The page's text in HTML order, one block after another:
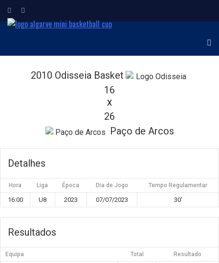
2010 Odisseia Basket
16
X
26
Paço de Arcos
Detalhes
Hora Liga Época Dia de Jogo Tempo Regulamentar
16:00 U8 2023 07/07/2023 30'
Resultados
Equipa Total Resultado